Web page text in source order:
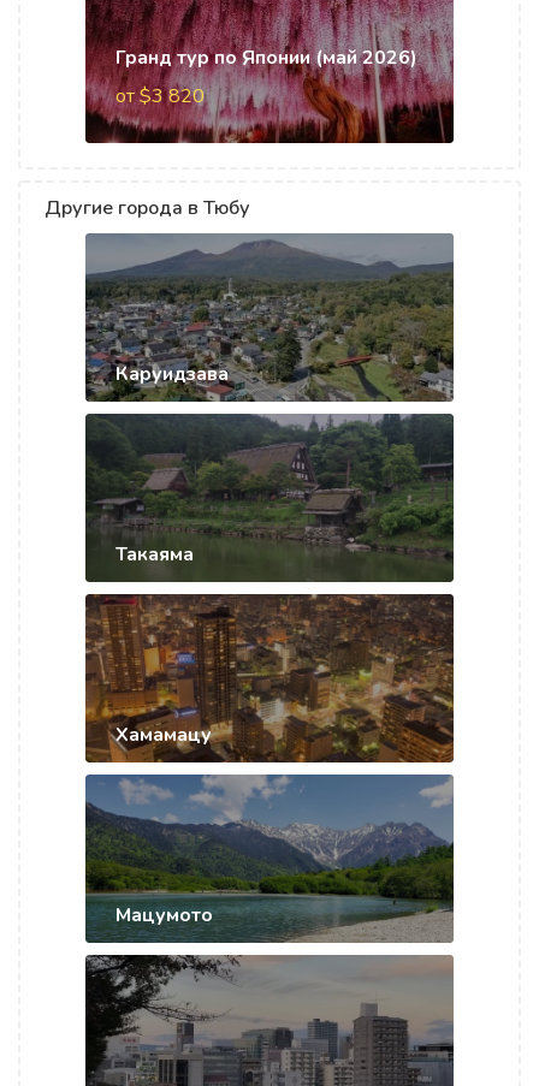
Гранд тур по Японии (май 2026)
от $3 820
Другие города в Тюбу
Каруидзава
Такаяма
Хамамацу
Мацумото